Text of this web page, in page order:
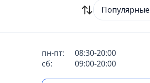
Популярные
пн-пт:
08:30-20:00
сб:
09:00-20:00